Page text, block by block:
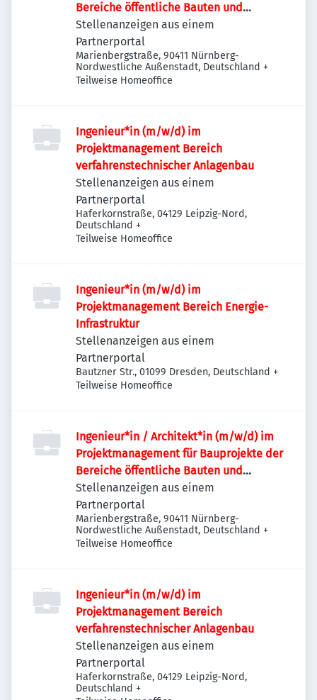
Bereiche öffentliche Bauten und
Industriebauten / Infrastruktur
Stellenanzeigen aus einem
Partnerportal
Marienbergstraße, 90411 Nürnberg-
Nordwestliche Außenstadt, Deutschland +
Teilweise Homeoffice
Ingenieur*in (m/w/d) im
Projektmanagement Bereich
verfahrenstechnischer Anlagenbau
Stellenanzeigen aus einem
Partnerportal
Haferkornstraße, 04129 Leipzig-Nord,
Deutschland +
Teilweise Homeoffice
Ingenieur*in (m/w/d) im
Projektmanagement Bereich Energie-
Infrastruktur
Stellenanzeigen aus einem
Partnerportal
Bautzner Str., 01099 Dresden, Deutschland +
Teilweise Homeoffice
Ingenieur*in / Architekt*in (m/w/d) im
Projektmanagement für Bauprojekte der
Bereiche öffentliche Bauten und
Industriebauten / Infrastruktur
Stellenanzeigen aus einem
Partnerportal
Marienbergstraße, 90411 Nürnberg-
Nordwestliche Außenstadt, Deutschland +
Teilweise Homeoffice
Ingenieur*in (m/w/d) im
Projektmanagement Bereich
verfahrenstechnischer Anlagenbau
Stellenanzeigen aus einem
Partnerportal
Haferkornstraße, 04129 Leipzig-Nord,
Deutschland +